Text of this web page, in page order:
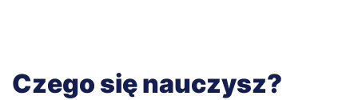
Czego się nauczysz?